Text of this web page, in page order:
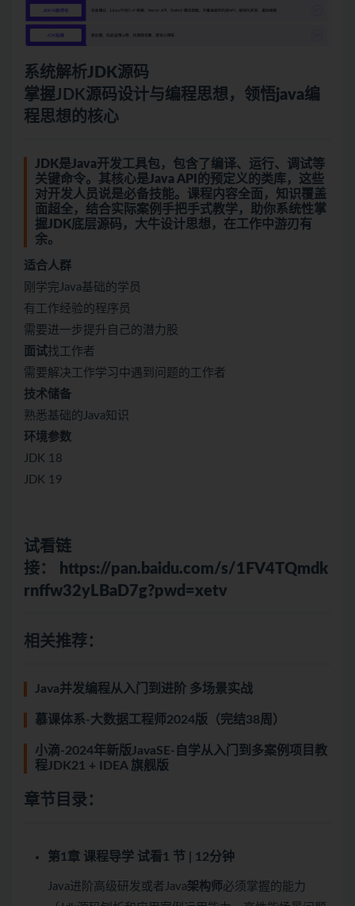
系统解析JDK源码
掌握JDK源码设计与编程思想，领悟java编
程思想的核心
JDK是Java开发工具包，包含了编译、运行、调试等
关键命令。其核心是Java API的预定义的类库，这些
对开发人员说是必备技能。课程内容全面，知识覆盖
面超全，结合实际案例手把手式教学，助你系统性掌
握JDK底层源码，大牛设计思想，在工作中游刃有
余。
适合人群
刚学完Java基础的学员
有工作经验的程序员
需要进一步提升自己的潜力股
面试找工作者
需要解决工作学习中遇到问题的工作者
技术储备
熟悉基础的Java知识
环境参数
JDK 18
JDK 19
试看链
接：
https://pan.baidu.com/s/1FV4TQmdk
rnffw32yLBaD7g?pwd=xetv
相关推荐：
Java并发编程从入门到进阶 多场景实战
慕课体系-大数据工程师2024版（完结38周）
小滴-2024年新版JavaSE-自学从入门到多案例项目教
程JDK21 + IDEA 旗舰版
章节目录：
第1章 课程导学 试看1 节 | 12分钟
Java进阶高级研发或者Java架构师必须掌握的能力